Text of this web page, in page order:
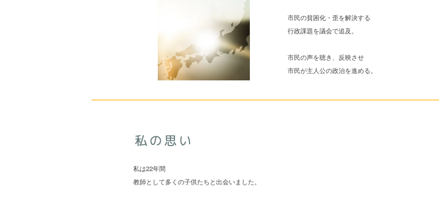
市民の貧困化・歪を解決する
行政課題を議会で追及。
市民の声を聴き、反映させ
市民が主人公の政治を進める。
私は22年間
教師として多くの子供たちと出会いました。